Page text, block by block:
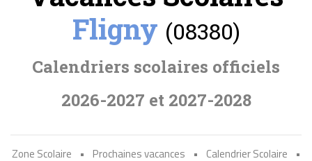
Fligny (08380)
Calendriers scolaires officiels
2026-2027 et 2027-2028
Zone Scolaire • Prochaines vacances • Calendrier Scolaire
•